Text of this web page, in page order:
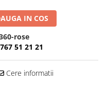
IN COS
rose
51 21 21
Cere informatii